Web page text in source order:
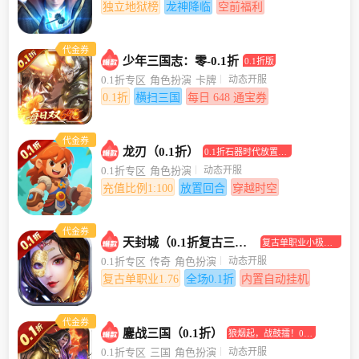
独立地狱榜 龙神降临 空前福利
代金券
少年三国志：零-0.1折 0.1折版
0.1折专区 角色扮演 卡牌 动态开服
0.1折 横扫三国 每日 648 通宝券
代金券
龙刃（0.1折）
0.1折石器时代放置回
合挂机手游
0.1折专区 角色扮演 动态开服
充值比例1:100 放置回合 穿越时空
代金券
天封城（0.1折复古三职业）
复古单职业小极品
传奇手游
0.1折专区 传奇 角色扮演 动态开服
复古单职业1.76 全场0.1折 内置自动挂机
代金券
鏖战三国（0.1折）
狼烟起，战鼓擂！0.1
折助你坐拥江山美人
0.1折专区 三国 角色扮演 动态开服